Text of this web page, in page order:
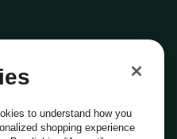
to understand how you
shopping experience